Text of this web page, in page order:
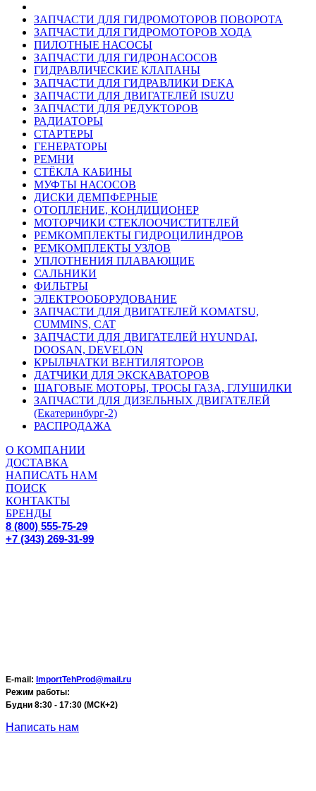
ЗАПЧАСТИ ДЛЯ ГИДРОМОТОРОВ ПОВОРОТА
ЗАПЧАСТИ ДЛЯ ГИДРОМОТОРОВ ХОДА
ПИЛОТНЫЕ НАСОСЫ
ЗАПЧАСТИ ДЛЯ ГИДРОНАСОСОВ
ГИДРАВЛИЧЕСКИЕ КЛАПАНЫ
ЗАПЧАСТИ ДЛЯ ГИДРАВЛИКИ DEKA
ЗАПЧАСТИ ДЛЯ ДВИГАТЕЛЕЙ ISUZU
ЗАПЧАСТИ ДЛЯ РЕДУКТОРОВ
РАДИАТОРЫ
СТАРТЕРЫ
ГЕНЕРАТОРЫ
РЕМНИ
СТЁКЛА КАБИНЫ
МУФТЫ НАСОСОВ
ДИСКИ ДЕМПФЕРНЫЕ
ОТОПЛЕНИЕ, КОНДИЦИОНЕР
МОТОРЧИКИ СТЕКЛООЧИСТИТЕЛЕЙ
РЕМКОМПЛЕКТЫ ГИДРОЦИЛИНДРОВ
РЕМКОМПЛЕКТЫ УЗЛОВ
УПЛОТНЕНИЯ ПЛАВАЮЩИЕ
САЛЬНИКИ
ФИЛЬТРЫ
ЭЛЕКТРООБОРУДОВАНИЕ
ЗАПЧАСТИ ДЛЯ ДВИГАТЕЛЕЙ KOMATSU,
CUMMINS, CAT
ЗАПЧАСТИ ДЛЯ ДВИГАТЕЛЕЙ HYUNDAI,
DOOSAN, DEVELON
КРЫЛЬЧАТКИ ВЕНТИЛЯТОРОВ
ДАТЧИКИ ДЛЯ ЭКСКАВАТОРОВ
ШАГОВЫЕ МОТОРЫ, ТРОСЫ ГАЗА, ГЛУШИЛКИ
ЗАПЧАСТИ ДЛЯ ДИЗЕЛЬНЫХ ДВИГАТЕЛЕЙ
(Екатеринбург-2)
РАСПРОДАЖА
О КОМПАНИИ
ДОСТАВКА
НАПИСАТЬ НАМ
ПОИСК
КОНТАКТЫ
БРЕНДЫ
8 (800) 555-75-29
+7 (343) 269-31-99
E-mail: ImportTehProd@mail.ru
Режим работы:
Будни 8:30 - 17:30 (МСК+2)
Написать нам